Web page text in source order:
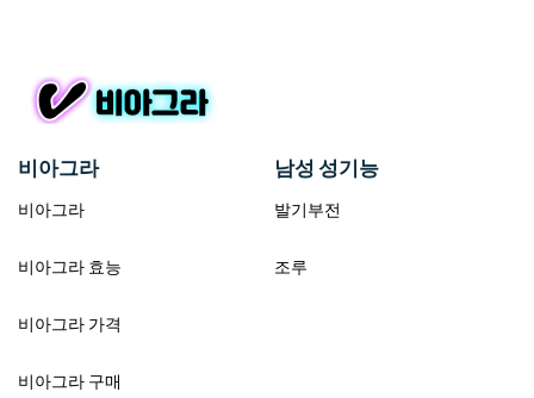
비아그라
비아그라
비아그라 효능
비아그라 가격
비아그라 구매
남성 성기능
발기부전
조루